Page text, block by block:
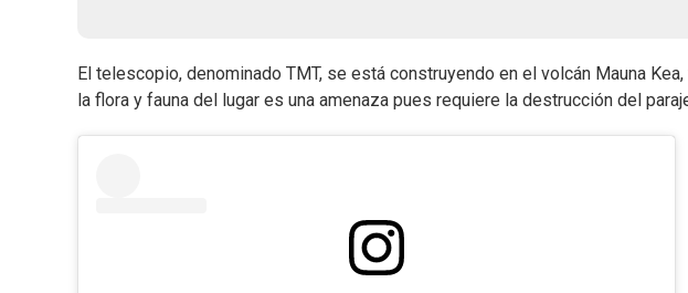
El telescopio, denominado TMT, se está construyendo en el volcán Mauna
la flora y fauna del lugar es una amenaza pues requiere la destrucción del